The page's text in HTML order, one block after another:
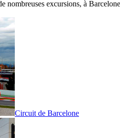
nombreuses excursions, à
Circuit de Barcelone